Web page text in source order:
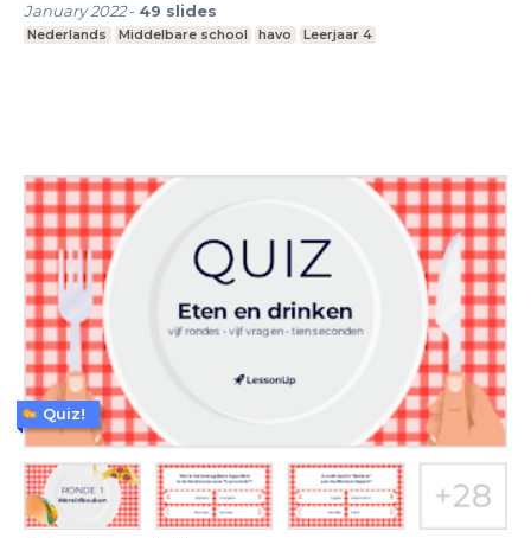
January 2022- 49 slides
Nederlands Middelbare school havo Leerjaar 4
Quiz!